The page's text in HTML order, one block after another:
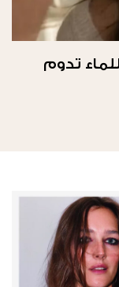
للماء تدوم